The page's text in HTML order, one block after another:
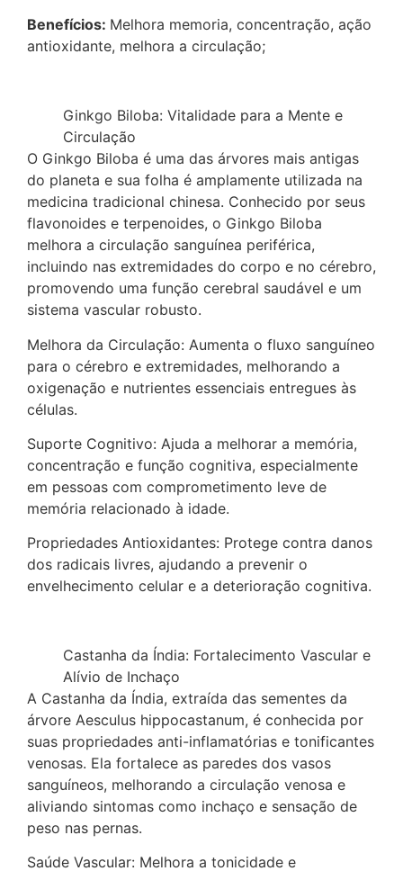
Benefícios: Melhora memoria, concentração, ação
antioxidante, melhora a circulação;
Ginkgo Biloba: Vitalidade para a Mente e
Circulação
O Ginkgo Biloba é uma das árvores mais antigas
do planeta e sua folha é amplamente utilizada na
medicina tradicional chinesa. Conhecido por seus
flavonoides e terpenoides, o Ginkgo Biloba
melhora a circulação sanguínea periférica,
incluindo nas extremidades do corpo e no cérebro,
promovendo uma função cerebral saudável e um
sistema vascular robusto.
Melhora da Circulação: Aumenta o fluxo sanguíneo
para o cérebro e extremidades, melhorando a
oxigenação e nutrientes essenciais entregues às
células.
Suporte Cognitivo: Ajuda a melhorar a memória,
concentração e função cognitiva, especialmente
em pessoas com comprometimento leve de
memória relacionado à idade.
Propriedades Antioxidantes: Protege contra danos
dos radicais livres, ajudando a prevenir o
envelhecimento celular e a deterioração cognitiva.
Castanha da Índia: Fortalecimento Vascular e
Alívio de Inchaço
A Castanha da Índia, extraída das sementes da
árvore Aesculus hippocastanum, é conhecida por
suas propriedades anti-inflamatórias e tonificantes
venosas. Ela fortalece as paredes dos vasos
sanguíneos, melhorando a circulação venosa e
aliviando sintomas como inchaço e sensação de
peso nas pernas.
Saúde Vascular: Melhora a tonicidade e